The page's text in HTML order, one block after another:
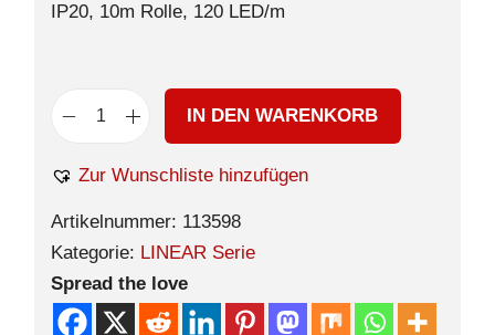
IP20, 10m Rolle, 120 LED/m
IN DEN WARENKORB
Zur Wunschliste hinzufügen
Artikelnummer: 113598
Kategorie: LINEAR Serie
Spread the love